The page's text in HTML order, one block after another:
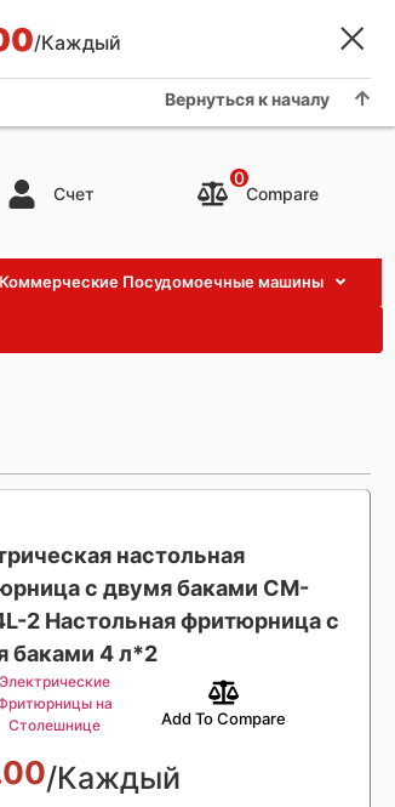
Счет Compare
0
Коммерческие Посудомоечные машины
настольная
с двумя баками CM-
2 Настольная фритюрница с
баками 4 л*2
Электрические
на
Столешнице
Add To Compare
/Каждый
/Каждый
Вернуться к началу